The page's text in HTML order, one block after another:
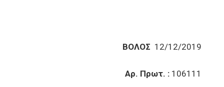
ΒΟΛΟΣ 12/12/2019
Αρ. Πρωτ. : 106111